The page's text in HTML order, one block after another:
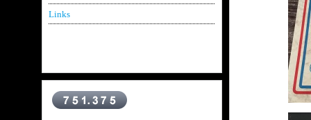
Links